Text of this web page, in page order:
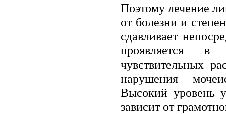
Поэтому лечение
от болезни и
сдавливает
проявляется
чувствительных
нарушения
Высокий уровень
зависит от